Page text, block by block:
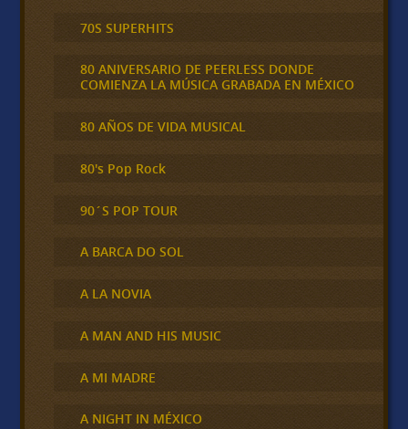
70S SUPERHITS
80 ANIVERSARIO DE PEERLESS DONDE
COMIENZA LA MÚSICA GRABADA EN MÉXICO
80 AÑOS DE VIDA MUSICAL
80's Pop Rock
90´S POP TOUR
A BARCA DO SOL
A LA NOVIA
A MAN AND HIS MUSIC
A MI MADRE
A NIGHT IN MÉXICO